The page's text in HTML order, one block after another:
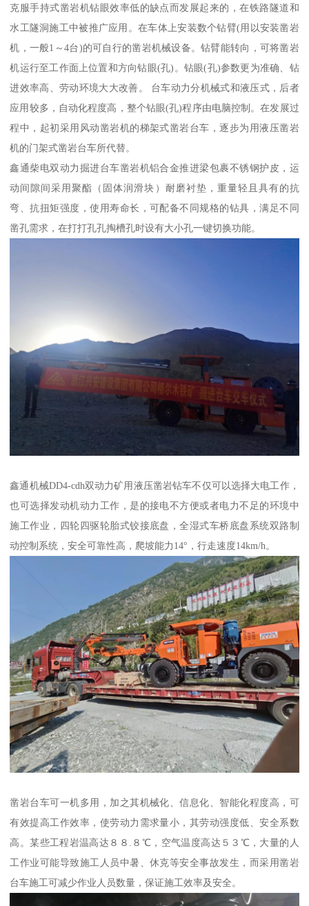
克服手持式凿岩机钻眼效率低的缺点而发展起来的，在铁路隧道和
水工隧洞施工中被推广应用。在车体上安装数个钻臂(用以安装凿岩
机，一般1～4台)的可自行的凿岩机械设备。钻臂能转向，可将凿岩
机运行至工作面上位置和方向钻眼(孔)。钻眼(孔)参数更为准确、钻
进效率高、劳动环境大大改善。 台车动力分机械式和液压式，后者
应用较多，自动化程度高，整个钻眼(孔)程序由电脑控制。在发展过
程中，起初采用风动凿岩机的梯架式凿岩台车，逐步为用液压凿岩
机的门架式凿岩台车所代替。
鑫通柴电双动力掘进台车凿岩机铝合金推进梁包裹不锈钢护皮，运
动间隙间采用聚酯（固体润滑块）耐磨衬垫，重量轻且具有的抗
弯、抗扭矩强度，使用寿命长，可配备不同规格的钻具，满足不同
凿孔需求，在打打孔孔掏槽孔时设有大小孔一键切换功能。
鑫通机械DD4-cdh双动力矿用液压凿岩钻车不仅可以选择大电工作，
也可选择发动机动力工作，是的接电不方便或者电力不足的环境中
施工作业，四轮四驱轮胎式铰接底盘，全湿式车桥底盘系统双路制
动控制系统，安全可靠性高，爬坡能力14°，行走速度14km/h。
凿岩台车可一机多用，加之其机械化、信息化、智能化程度高，可
有效提高工作效率，使劳动力需求量小，其劳动强度低、安全系数
高。某些工程岩温高达８８.８℃，空气温度高达５３℃，大量的人
工作业可能导致施工人员中暑、休克等安全事故发生，而采用凿岩
台车施工可减少作业人员数量，保证施工效率及安全。